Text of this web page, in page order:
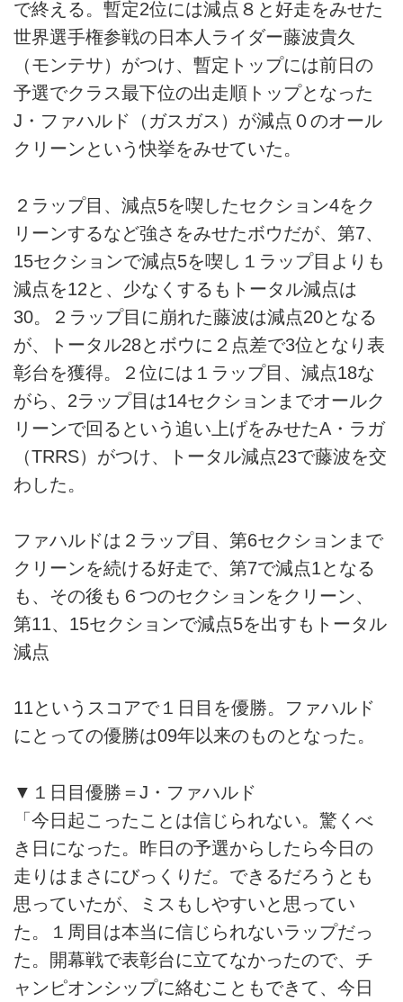
で終える。暫定2位には減点８と好走をみせた
世界選手権参戦の日本人ライダー藤波貴久
（モンテサ）がつけ、暫定トップには前日の
予選でクラス最下位の出走順トップとなった
J・ファハルド（ガスガス）が減点０のオール
クリーンという快挙をみせていた。
２ラップ目、減点5を喫したセクション4をク
リーンするなど強さをみせたボウだが、第7、
15セクションで減点5を喫し１ラップ目よりも
減点を12と、少なくするもトータル減点は
30。２ラップ目に崩れた藤波は減点20となる
が、トータル28とボウに２点差で3位となり表
彰台を獲得。２位には１ラップ目、減点18な
がら、2ラップ目は14セクションまでオールク
リーンで回るという追い上げをみせたA・ラガ
（TRRS）がつけ、トータル減点23で藤波を交
わした。
ファハルドは２ラップ目、第6セクションまで
クリーンを続ける好走で、第7で減点1となる
も、その後も６つのセクションをクリーン、
第11、15セクションで減点5を出すもトータル
減点
11というスコアで１日目を優勝。ファハルド
にとっての優勝は09年以来のものとなった。
▼１日目優勝＝J・ファハルド
「今日起こったことは信じられない。驚くべ
き日になった。昨日の予選からしたら今日の
走りはまさにびっくりだ。できるだろうとも
思っていたが、ミスもしやすいと思ってい
た。１周目は本当に信じられないラップだっ
た。開幕戦で表彰台に立てなかったので、チ
ャンピオンシップに絡むこともできて、今日